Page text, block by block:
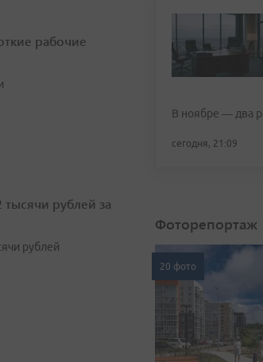
рабочие
рублей за
рублей
В ноябре — два
сегодня, 21:09
Фоторепортаж
20 фото